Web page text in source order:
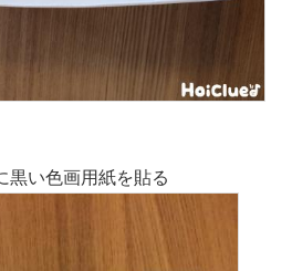
黒い色画用紙を貼る